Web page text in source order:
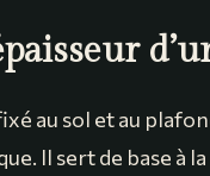
au sol et au
Il sert de base à